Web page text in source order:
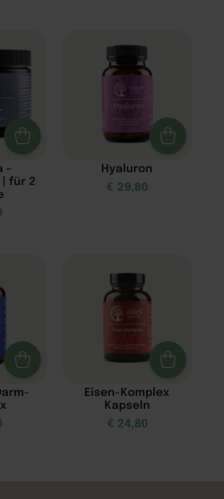
–
| für 2
Hyaluron
€ 29,80
Eisen-Komplex
Kapseln
€ 24,80